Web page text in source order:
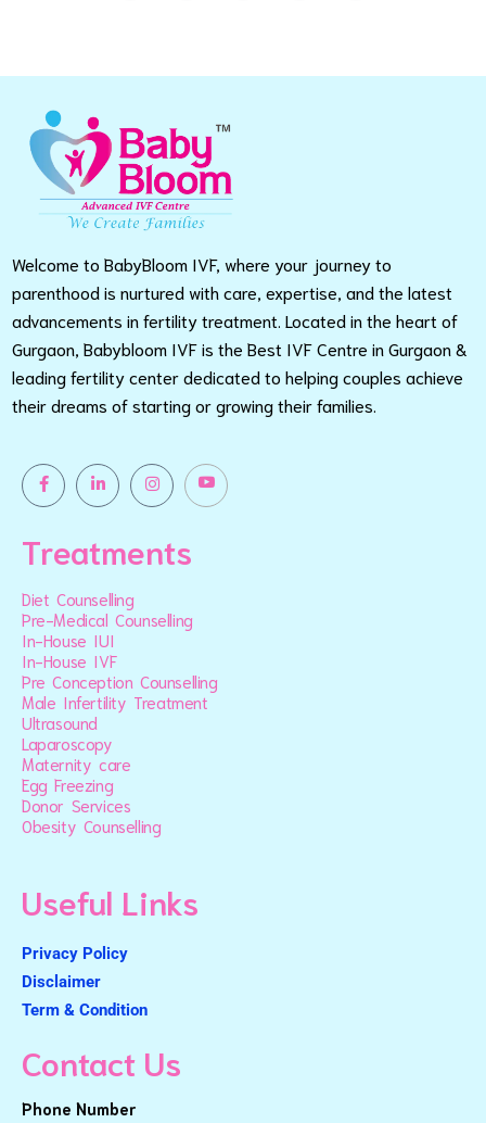
Welcome to BabyBloom IVF, where your journey to
parenthood is nurtured with care, expertise, and the latest
advancements in fertility treatment. Located in the heart of
Gurgaon, Babybloom IVF is the Best IVF Centre in Gurgaon &
leading fertility center dedicated to helping couples achieve
their dreams of starting or growing their families.
Treatments
Diet Counselling
Pre-Medical Counselling
In-House IUI
In-House IVF
Pre Conception Counselling
Male Infertility Treatment
Ultrasound
Laparoscopy
Maternity care
Egg Freezing
Donor Services
Obesity Counselling
Useful Links
Privacy Policy
Disclaimer
Term & Condition
Contact Us
Phone Number